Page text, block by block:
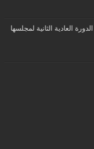
العادية الثانية لمجلسها